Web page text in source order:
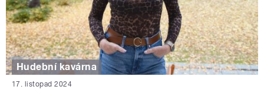
Hudební kavárna
17. listopad 2024